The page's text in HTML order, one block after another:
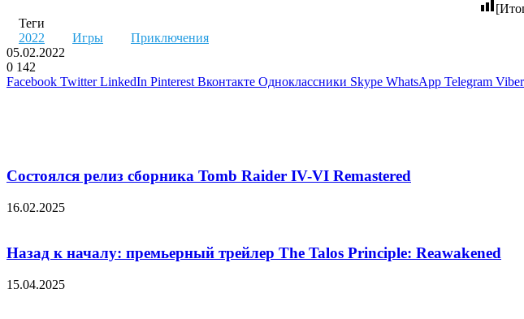
Теги
2022
Игры
Приключения
05.02.2022
0 142
Facebook Twitter LinkedIn Pinterest Вконтакте Одноклассники Skype WhatsApp Telegram Viber
Состоялся релиз сборника Tomb Raider IV-VI Remastered
16.02.2025
Назад к началу: премьерный трейлер The Talos Principle: Reawakened
15.04.2025